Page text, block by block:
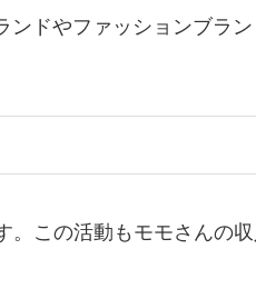
ンドやファッションブラ
。この活動もモモさんの